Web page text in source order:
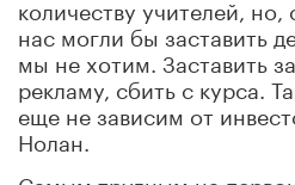
количеству учителей, но,
нас могли бы заставить
мы не хотим. Заставить
рекламу, сбить с курса.
еще не зависим от
Нолан.